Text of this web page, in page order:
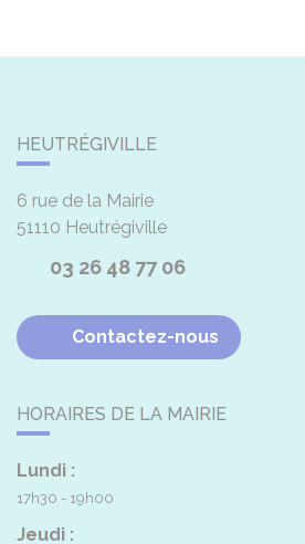
HEUTRÉGIVILLE
6 rue de la Mairie
51110 Heutrégiville
03 26 48 77 06
Contactez-nous
HORAIRES DE LA MAIRIE
Lundi :
17h30 - 19h00
Jeudi :